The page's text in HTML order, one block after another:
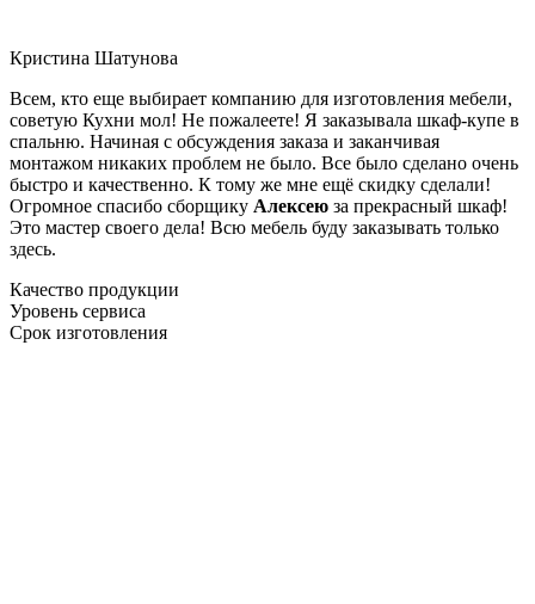
Кристина Шатунова
Всем, кто еще выбирает компанию для изготовления мебели,
советую Кухни мол! Не пожалеете! Я заказывала шкаф-купе в
спальню. Начиная с обсуждения заказа и заканчивая
монтажом никаких проблем не было. Все было сделано очень
быстро и качественно. К тому же мне ещё скидку сделали!
Огромное спасибо сборщику Алексею за прекрасный шкаф!
Это мастер своего дела! Всю мебель буду заказывать только
здесь.
Качество продукции
Уровень сервиса
Срок изготовления